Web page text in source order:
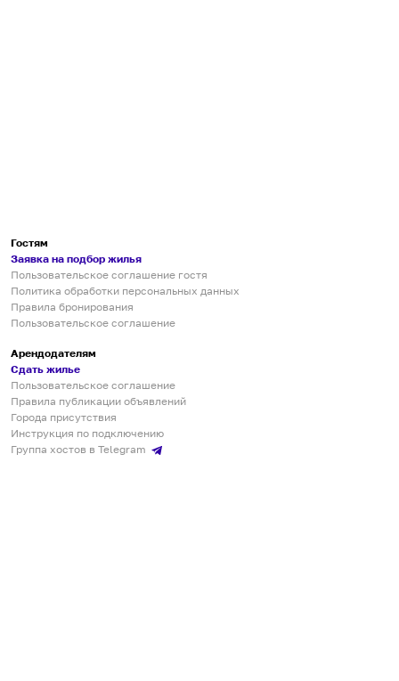
Гостям
Заявка на подбор жилья
Пользовательское соглашение гостя
Политика обработки персональных данных
Правила бронирования
Пользовательское соглашение
Арендодателям
Сдать жилье
Пользовательское соглашение
Правила публикации объявлений
Города присутствия
Инструкция по подключению
Группа хостов в Telegram